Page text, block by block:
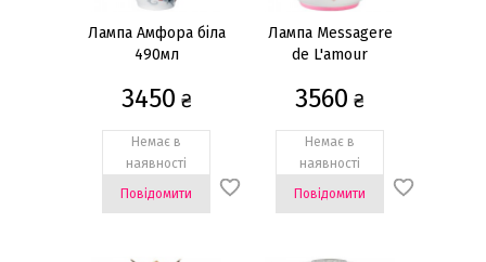
Лампа Амфора біла
490мл
3450 ₴
Немає в
наявності
Повідомити
Лампа Messagere
de L'amour
Кохання) 420мл
3560 ₴
Немає в
наявності
Повідомити